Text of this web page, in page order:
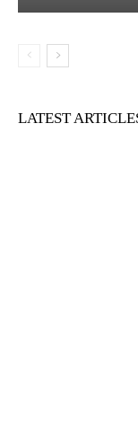
LATEST